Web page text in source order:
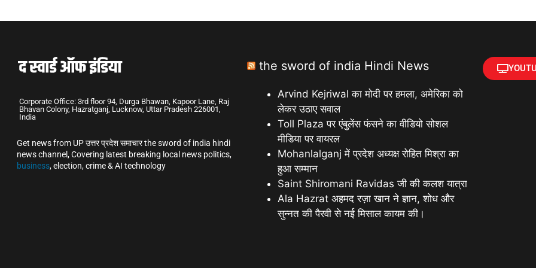
Corporate Office: 3rd floor 94, Durga Bhawan, Kapoor Lane, Raj
Bhavan Colony, Hazratganj, Lucknow, Uttar Pradesh 226001,
India
Get news from UP उत्तर प्रदेश समाचार the sword of india hindi
news channel, Covering latest breaking local news politics,
business, election, crime & AI technology
the sword of india Hindi News
Arvind Kejriwal का मोदी पर हमला, अमेरिका को
लेकर उठाए सवाल
Toll Plaza पर एंबुलेंस फंसने का वीडियो सोशल
मीडिया पर वायरल
Mohanlalganj में प्रदेश अध्यक्ष रोहित मिश्रा का
हुआ सम्मान
Saint Shiromani Ravidas जी की कलश यात्रा
Ala Hazrat अहमद रज़ा खान ने ज्ञान, शोध और
सुन्नत की पैरवी से नई मिसाल कायम की।